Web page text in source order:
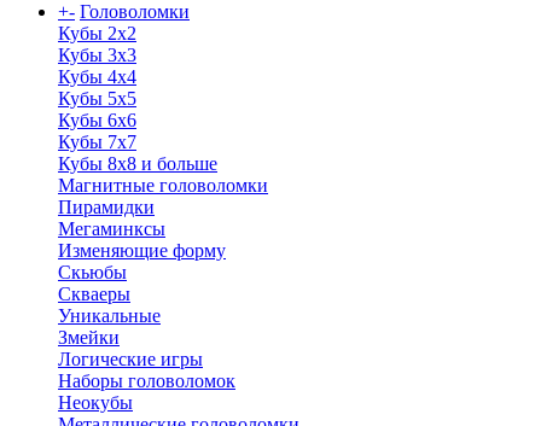
+- Головоломки
Кубы 2х2
Кубы 3х3
Кубы 4x4
Кубы 5х5
Кубы 6х6
Кубы 7х7
Кубы 8х8 и больше
Магнитные головоломки
Пирамидки
Мегаминксы
Изменяющие форму
Скьюбы
Скваеры
Уникальные
Змейки
Логические игры
Наборы головоломок
Неокубы